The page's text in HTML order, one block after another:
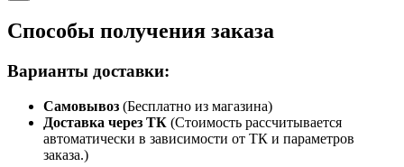
Способы получения заказа
Варианты доставки:
Самовывоз (Бесплатно из магазина)
Доставка через ТК (Стоимость рассчитывается
автоматически в зависимости от ТК и параметров
заказа.)